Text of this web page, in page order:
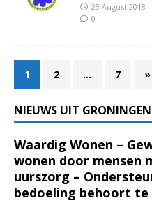
23 August 2018
0
1 2 … 7 »
NIEUWS UIT GRONINGEN
Waardig Wonen –
wonen door mensen
uurszorg –
bedoeling behoort te